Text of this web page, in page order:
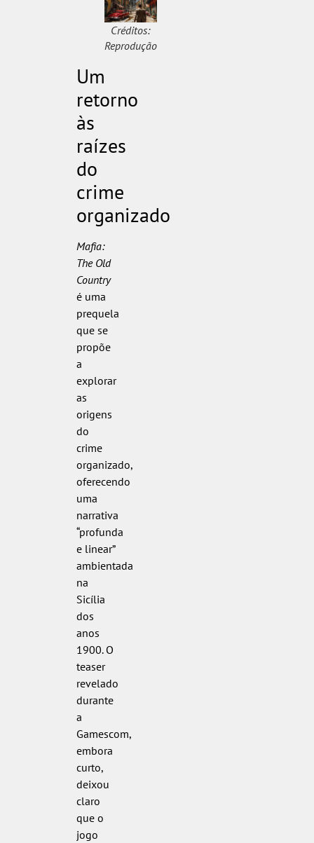
Créditos:
Reprodução
Um
retorno
às
raízes
do
crime
organizado
Mafia:
The Old
Country
é uma
prequela
que se
propõe
a
explorar
as
origens
do
crime
organizado,
oferecendo
uma
narrativa
“profunda
e linear”
ambientada
na
Sicília
dos
anos
1900. O
teaser
revelado
durante
a
Gamescom,
embora
curto,
deixou
claro
que o
jogo